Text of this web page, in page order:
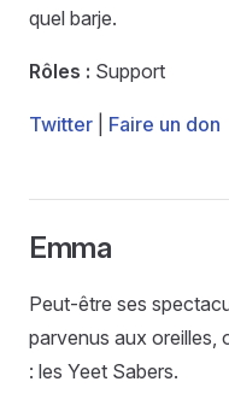
quel barje.
Rôles : Support
Twitter Faire un don
Emma
Peut-être ses
parvenus aux oreilles,
: les Yeet Sabers.